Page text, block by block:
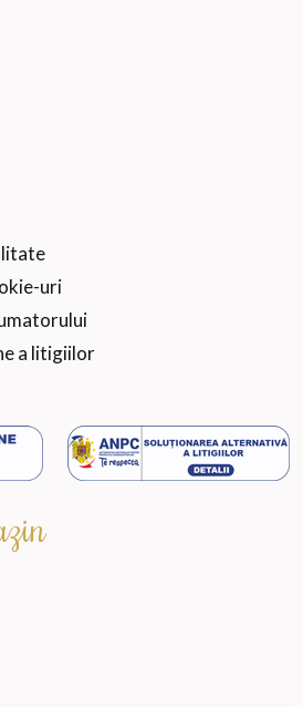
uri
a litigiilor